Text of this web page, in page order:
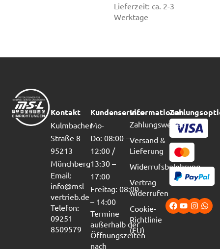
Lieferzeit: ca. 2-3
Werktage
Kontakt
Kulmbacher
Straße 8
95213
Münchberg
Email:
info@msl-
vertrieb.de
Telefon:
09251
8509579
Kundenservice
Mo-
Do: 08:00 –
12:00 /
13:30 –
17:00
Freitag: 08:00
– 14:00
Termine
außerhalb der
Öffnungszeiten
nach
Informationen
Zahlungsweisen
Versand &
Lieferung
Widerrufsbelehrung
Vertrag
widerrufen
Cookie-
Richtlinie
(EU)